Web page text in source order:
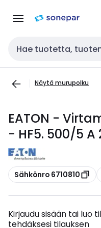
navigointiinsisältöön
Haku
Näytä murupolku
EATON -
- HF5. 500/5 A
Kopioi
Sähkönro 6710810
Kirjaudu sisään tai luo
tehdäksesi tilauksen